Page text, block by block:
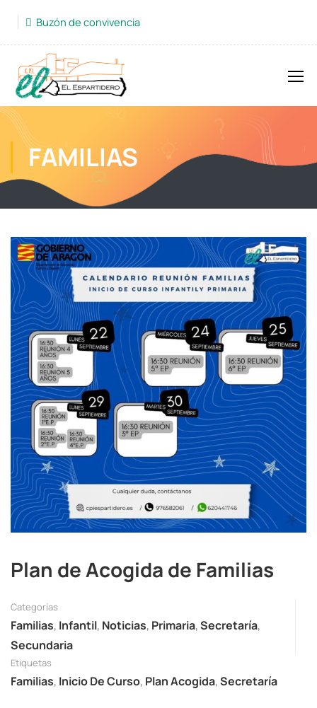
Buzón de convivencia
FAMILIAS
Plan de Acogida de Familias
Categorías
Familias, Infantil, Noticias, Primaria,Secretaría,
Secundaria
Etiquetas
Familias, Inicio De Curso, Plan Acogida,Secretaría